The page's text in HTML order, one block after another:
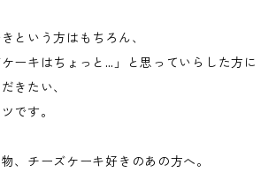
という方はもちろん、
ーキはちょっと…」と思っていらした方に
きたい、
です。
、チーズケーキ好きのあの方へ。